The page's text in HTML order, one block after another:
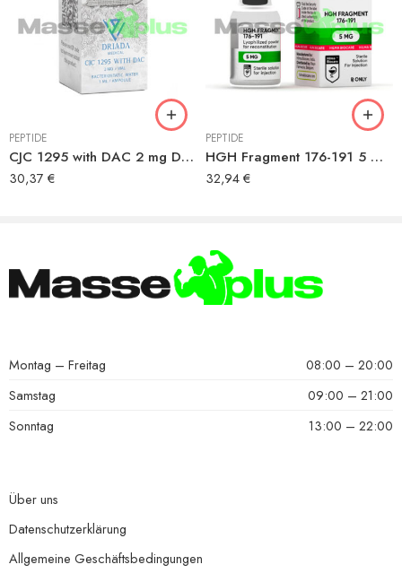
PEPTIDE
CJC 1295 with DAC 2 mg Driada
30,37 €
PEPTIDE
HGH Fragment 176-191 5 mg Hilma
32,94€
Montag – Freitag
08:00 – 20:00
Samstag
09:00 – 21:00
Sonntag
13:00 – 22:00
Über uns
Datenschutzerklärung
Allgemeine Geschäftsbedingungen